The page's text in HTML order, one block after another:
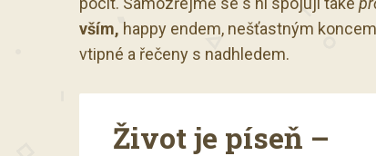
vším, happy endem, nešťastným
vtipné a řečeny s nadhledem.
Život je píseň –